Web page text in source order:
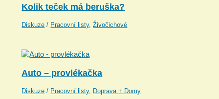
Kolik teček má beruška?
Diskuze / Pracovní listy,Živočichové
Auto – provlékačka
Diskuze / Pracovní listy, Doprava + Domy